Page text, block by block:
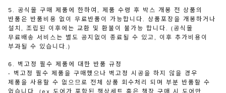
5. 공식몰 구매 제품에 한하여, 제품 수령 후 박스 개봉 전 상품의
반품은 반품비용 없이 무료반품이 가능합니다. 상품포장을 개봉하거나
설치, 조립된 이후에는 교환 및 환불이 불가능 합니다. (공식몰
무료배송 서비스는 별도 공지없이 종료될 수 있고, 이후 추가비용이
부과될 수 있습니다.)
6. 벽고정 필수 제품에 대한 반품 규정
- 벽고정 필수 제품을 구매했으나 벽고정 시공을 하지 않을 경우
제품을 사용할 수 없으므로 전체 상품 회수처리 되며 부분 반품할 수